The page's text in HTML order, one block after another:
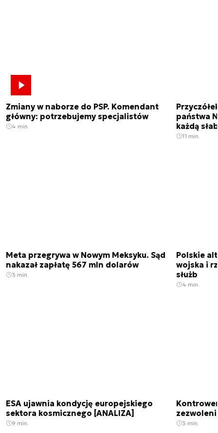
Zmiany w naborze do PSP. Komendant
główny: potrzebujemy specjalistów
4 min.
państwa
każdą
11 min.
Meta przegrywa w Nowym Meksyku. Sąd
nakazał zapłatę 567 mln dolarów
3 min.
Polskie
wojska i
służb
4 min.
ESA ujawnia kondycję europejskiego
sektora kosmicznego [ANALIZA]
9 min. 3 min.